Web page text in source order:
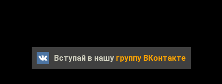
Вступай в нашу группу ВКонтакте